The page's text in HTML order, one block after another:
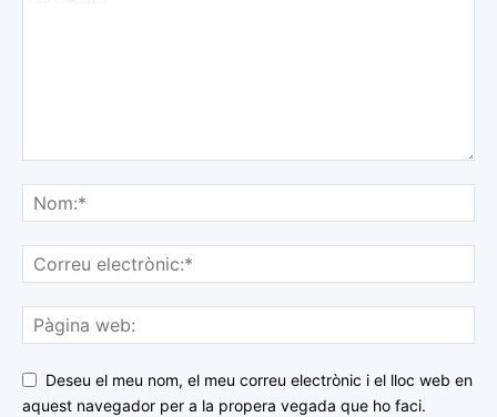
Deseu el meu nom, el meu correu electrònic i el lloc web en
aquest navegador per a la propera vegada que ho faci.